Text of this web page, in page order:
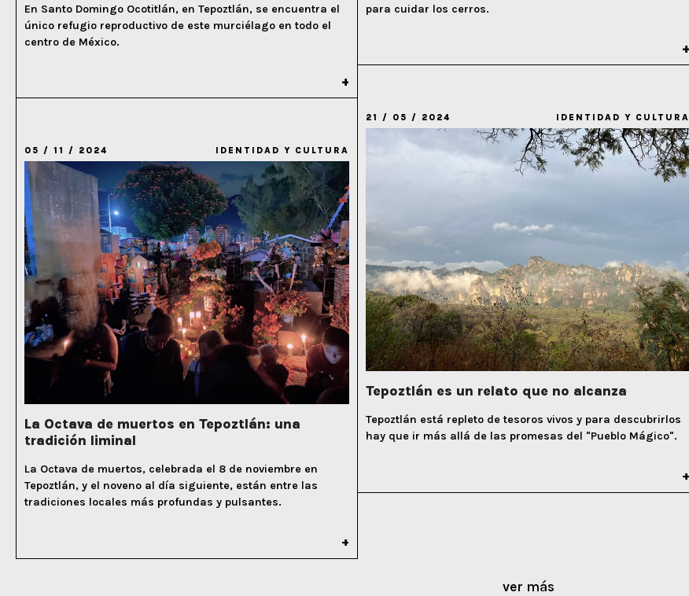
En Santo Domingo Ocotitlán, en Tepoztlán, se encuentra el
único refugio reproductivo de este murciélago en todo el
centro de México.
para cuidar los cerros.
05 / 11 / 2024 IDENTIDAD Y CULTURA
La Octava de muertos en Tepoztlán: una
tradición liminal
La Octava de muertos, celebrada el 8 de noviembre en
Tepoztlán, y el noveno al día siguiente, están entre las
tradiciones locales más profundas y pulsantes.
21 / 05 / 2024 IDENTIDAD Y CULTURA
Tepoztlán es un relato que no alcanza
Tepoztlán está repleto de tesoros vivos y para descubrirlos
hay que ir más allá de las promesas del "Pueblo Mágico".
ver más